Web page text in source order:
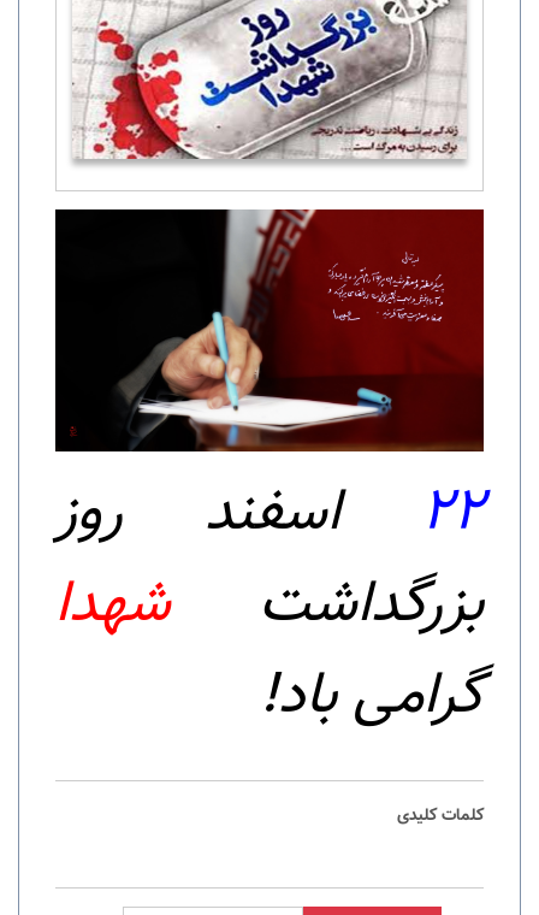
22 اسفند روز
بزرگداشتشهدا
گرامی باد!
کلمات کلیدی